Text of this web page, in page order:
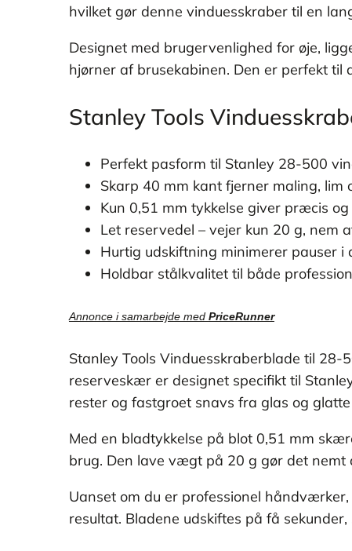
hvilket gør denne vinduesskraber til en
Designet med brugervenlighed for øje,
hjørner af brusekabinen. Den er perfekt
Stanley Tools
Perfekt pasform til Stanley 28-500
Skarp 40 mm kant fjerner maling, lim
Kun 0,51 mm tykkelse giver præcis
Let reservedel – vejer kun 20 g, nem
Hurtig udskiftning minimerer pauser i
Holdbar stålkvalitet til både
Annonce i samarbejde med PriceRunner
Stanley Tools Vinduesskraberblade til
reserveskær er designet specifikt til
rester og fastgroet snavs fra glas og
Med en bladtykkelse på blot 0,51 mm
brug. Den lave vægt på 20 g gør det
Uanset om du er professionel
resultat. Bladene udskiftes på få